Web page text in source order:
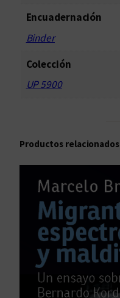
Encuadernación
Binder
Colección
UP 5900
Productos relacionados